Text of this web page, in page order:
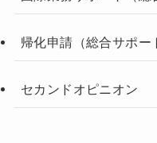
帰化申請（総合サポー
セカンドオピニオン